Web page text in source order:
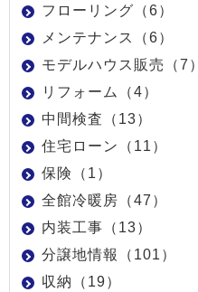
フローリング（6）
メンテナンス（6）
モデルハウス販売（7）
リフォーム（4）
中間検査（13）
住宅ローン（11）
保険（1）
全館冷暖房（47）
内装工事（13）
分譲地情報（101）
収納（19）